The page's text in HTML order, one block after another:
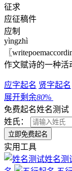
征求
应征稿件
应制
yìngzhì
〖
作文赋诗的一种活
应字起名 贤字起名
展开剩余80%
免费起名姓名测试
姓氏：
实用工具
姓名测